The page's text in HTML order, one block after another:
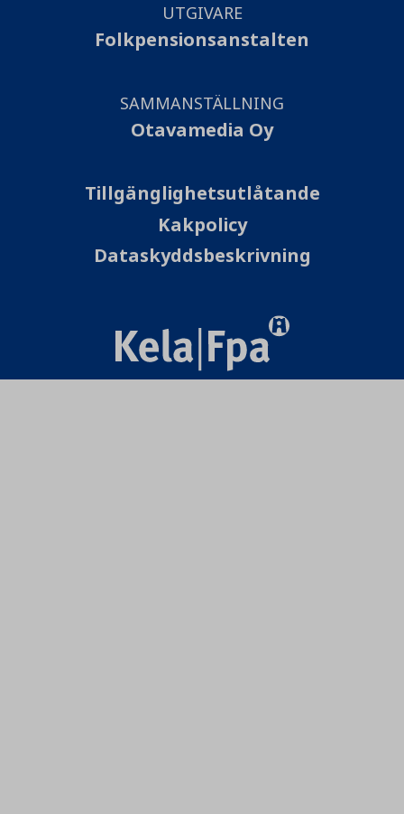
UTGIVARE
Folkpensionsanstalten
SAMMANSTÄLLNING
Otavamedia Oy
Tillgänglighetsutlåtande
Kakpolicy
Dataskyddsbeskrivning